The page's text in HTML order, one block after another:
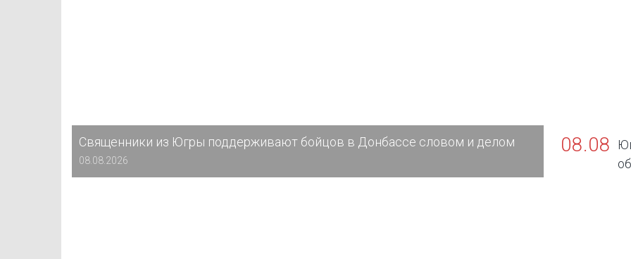
Священники из Югры поддерживают бойцов в Донбассе словом и делом
08.08.2026
08.08